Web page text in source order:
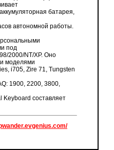
батарея,
автономной работы.
под
2000/NT/XP. Оно
моделями
i705, Zire 71, Tungsten
1900, 2200, 3800,
Keyboard составляет